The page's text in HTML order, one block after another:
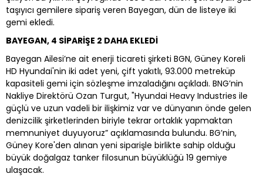
taşıyıcı gemilere sipariş veren Bayegan, dün de listeye iki
gemi ekledi.
BAYEGAN, 4 SİPARİŞE 2 DAHA EKLEDİ
Bayegan Ailesi’ne ait enerji ticareti şirketi BGN, Güney Koreli
HD Hyundai'nin iki adet yeni, çift yakıtlı, 93.000 metreküp
kapasiteli gemi için sözleşme imzaladığını açıkladı. BNG’nin
Nakliye Direktörü Ozan Turgut, "Hyundai Heavy Industries ile
güçlü ve uzun vadeli bir ilişkimiz var ve dünyanın önde gelen
denizcilik şirketlerinden biriyle tekrar ortaklık yapmaktan
memnuniyet duyuyoruz” açıklamasında bulundu. BG’nin,
Güney Kore'den alınan yeni siparişle birlikte sahip olduğu
büyük doğalgaz tanker filosunun büyüklüğü 19 gemiye
ulaşacak.